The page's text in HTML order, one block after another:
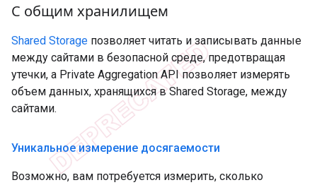
С общим хранилищем
Shared Storage позволяет читать и записывать данные
между сайтами в безопасной среде, предотвращая
утечки, а Private Aggregation API позволяет измерять
объем данных, хранящихся в Shared Storage, между
сайтами.
Уникальное измерение досягаемости
Возможно, вам потребуется измерить, сколько